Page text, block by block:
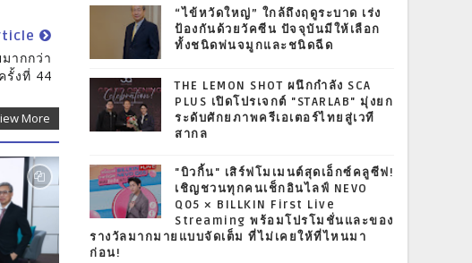
ากกว่า
รั้งที่ 44
More
“ไข้หวัดใหญ่” ใกล้ถึงฤดูระบาด เร่ง
ป้องกันด้วยวัคซีน ปัจจุบันมีให้เลือก
ทั้งชนิดพ่นจมูกและชนิดฉีด
THE LEMON SHOT ผนึกกำลัง SCA
PLUS เปิดโปรเจกต์ "STARLAB" มุ่งยก
ระดับศักยภาพครีเอเตอร์ไทยสู่เวที
สากล
"บิวกิ้น" เสิร์ฟโมเมนต์สุดเอ็กซ์คลูซีฟ!
เชิญชวนทุกคนเช็กอินไลฟ์ NEVO
Q05 × BILLKIN First Live
Streaming พร้อมโปรโมชั่นและของ
รางวัลมากมายแบบจัดเต็ม ที่ไม่เคยให้ที่ไหนมา
ก่อน!